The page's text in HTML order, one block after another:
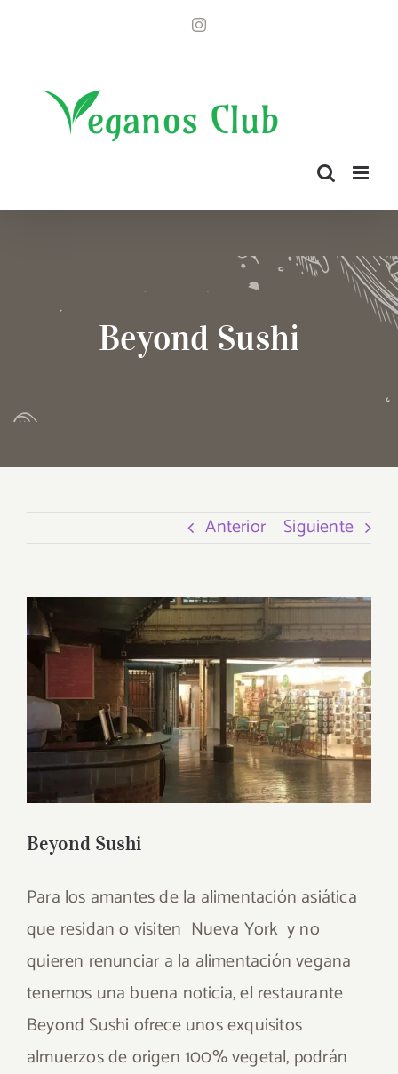
Instagram
Beyond Sushi
Anterior Siguiente
Beyond Sushi
Para los amantes de la alimentación asiática
que residan o visiten Nueva York y no
quieren renunciar a la alimentación vegana
tenemos una buena noticia, el restaurante
Beyond Sushi ofrece unos exquisitos
almuerzos de origen 100% vegetal, podrán